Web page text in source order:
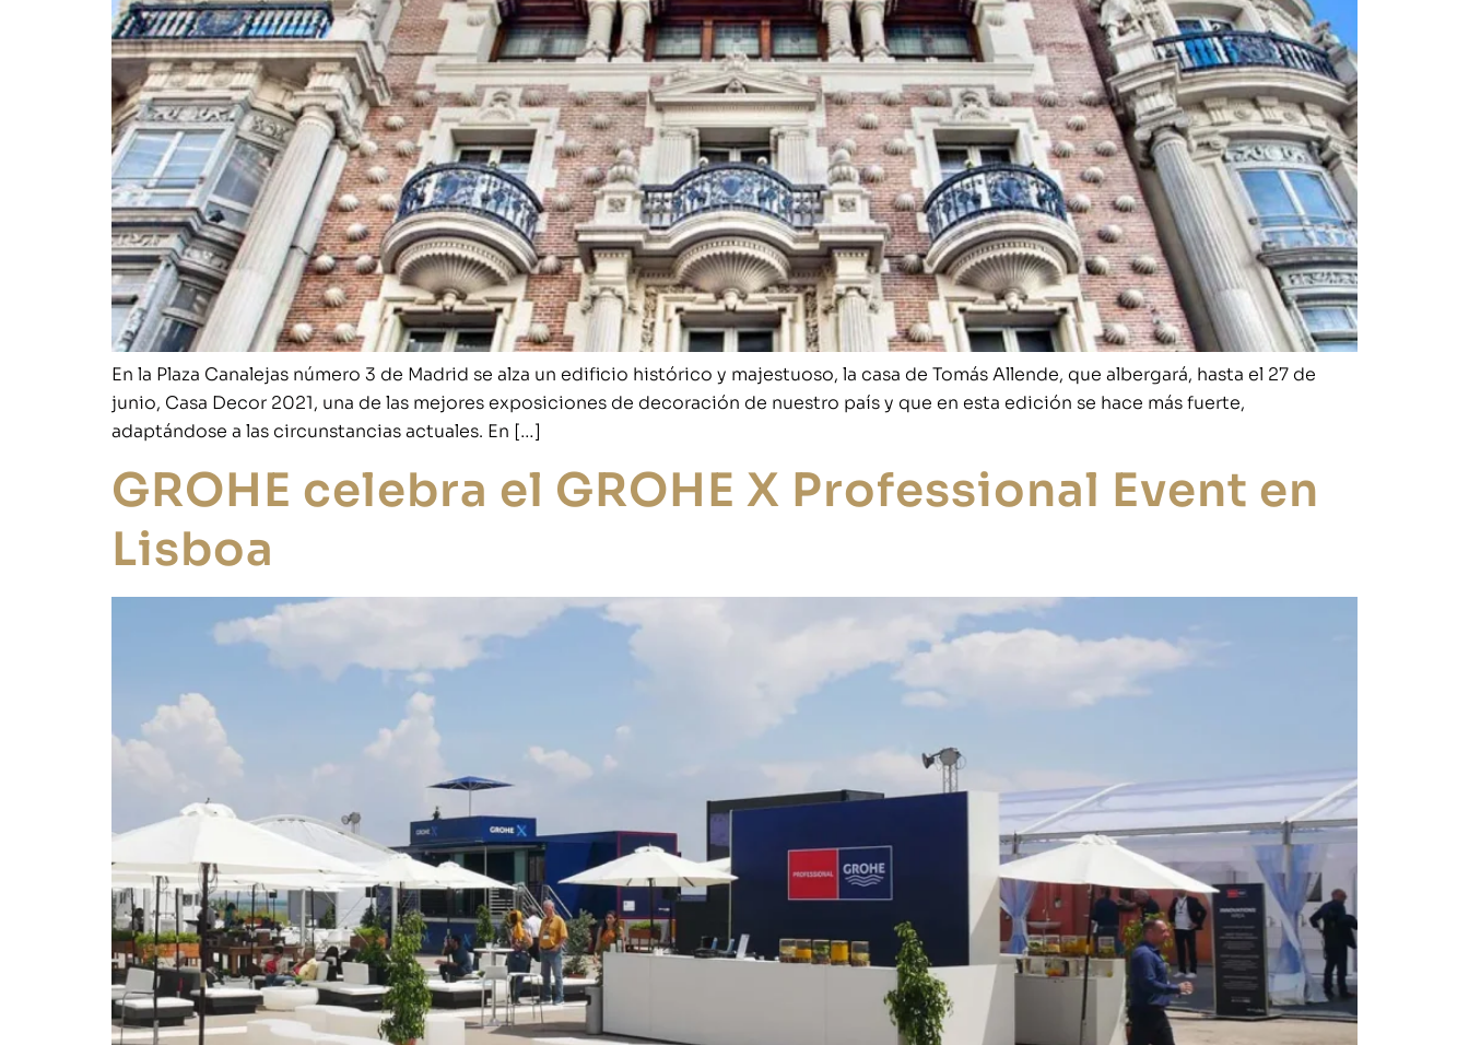
En la Plaza Canalejas número 3 de Madrid se alza un edificio histórico y majestuoso, la casa de Tomás Allende, que albergará, hasta el 27 de
junio, Casa Decor 2021, una de las mejores exposiciones de decoración de nuestro país y que en esta edición se hace más fuerte,
adaptándose a las circunstancias actuales. En […]
GROHE celebra el GROHE X Professional Event en
Lisboa